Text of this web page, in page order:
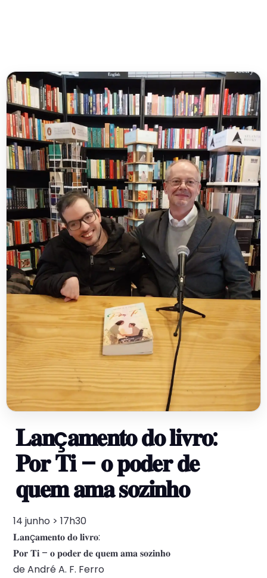
𝐋𝐚𝐧ç𝐚𝐦𝐞𝐧𝐭𝐨 𝐝𝐨 𝐥𝐢𝐯𝐫𝐨:
𝐏𝐨𝐫 𝐓𝐢 – 𝐨 𝐩𝐨𝐝𝐞𝐫 𝐝𝐞
𝐪𝐮𝐞𝐦 𝐚𝐦𝐚 𝐬𝐨𝐳𝐢𝐧𝐡𝐨
14 junho > 17h30
𝐋𝐚𝐧ç𝐚𝐦𝐞𝐧𝐭𝐨 𝐝𝐨 𝐥𝐢𝐯𝐫𝐨:
𝐏𝐨𝐫 𝐓𝐢 – 𝐨 𝐩𝐨𝐝𝐞𝐫 𝐝𝐞 𝐪𝐮𝐞𝐦 𝐚𝐦𝐚 𝐬𝐨𝐳𝐢𝐧𝐡𝐨
de André A. F. Ferro